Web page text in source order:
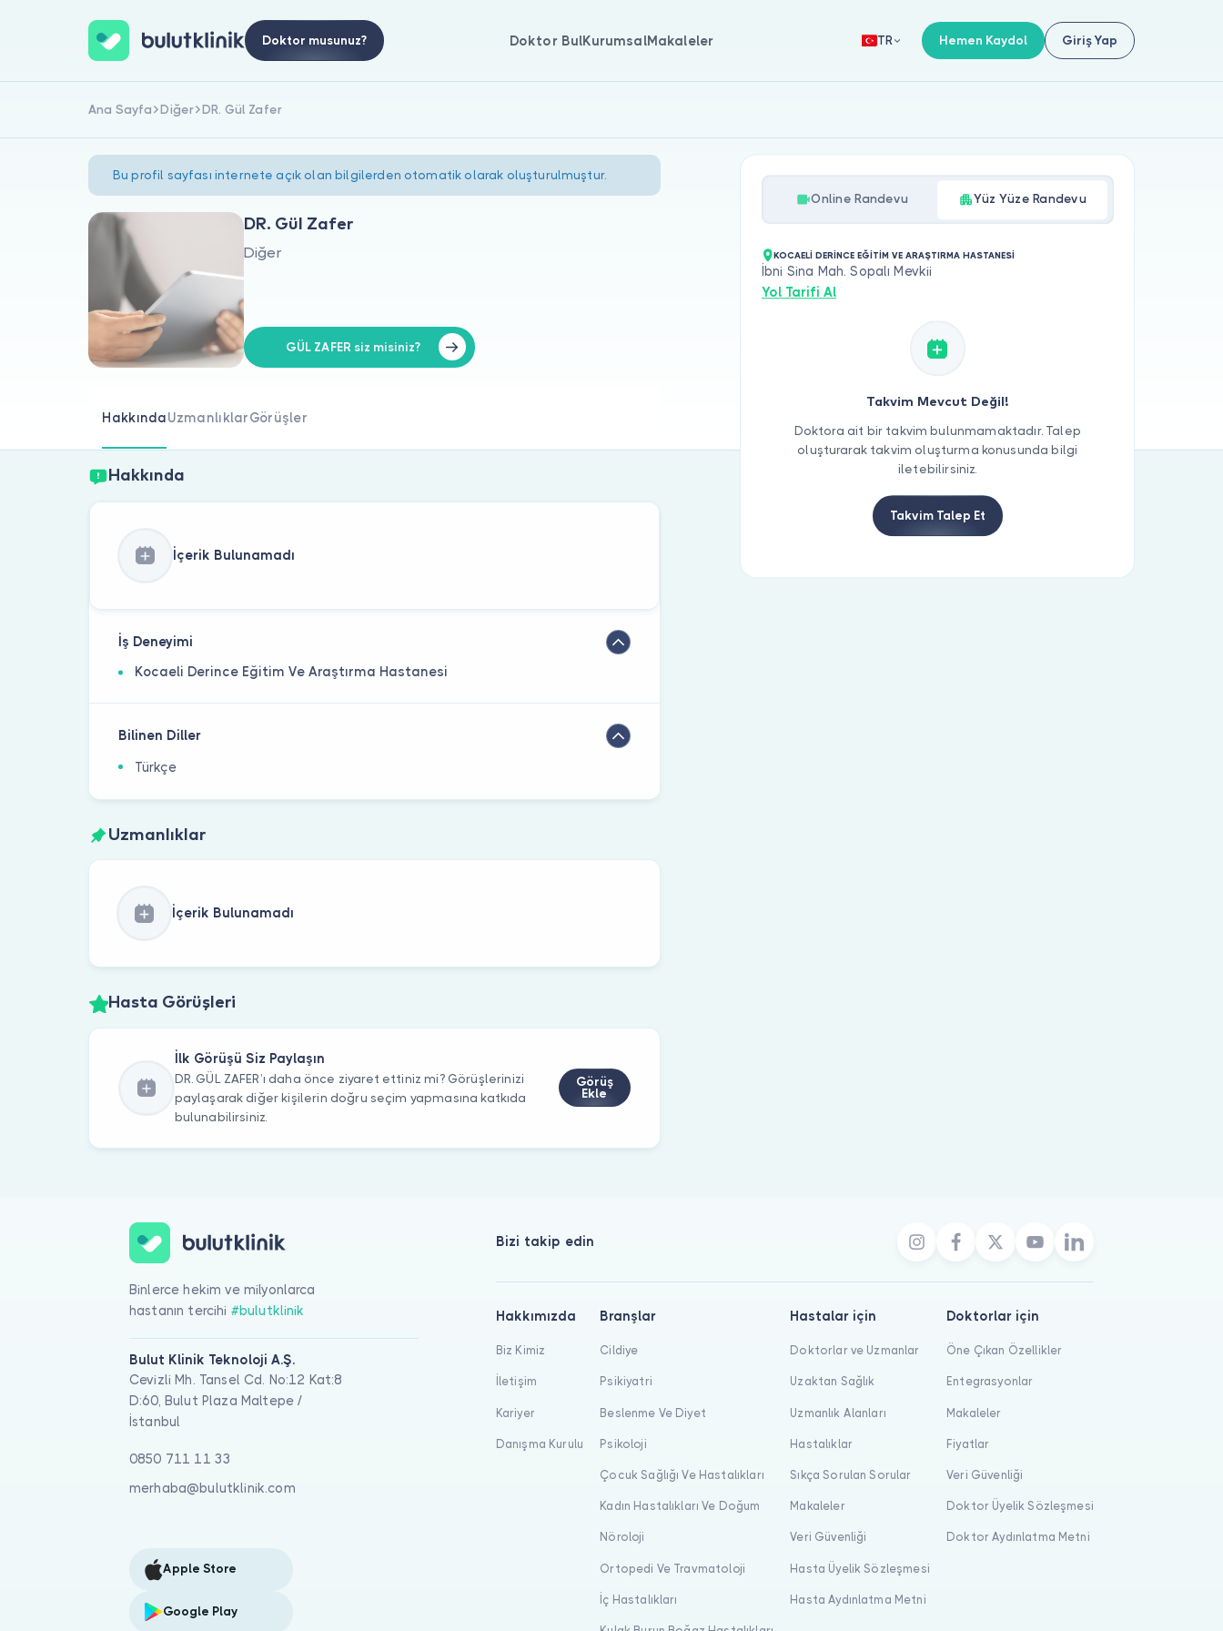
Doktor musunuz? Doktor BulKurumsalMakaleler TR Hemen Kaydol Giriş Yap
Ana Sayfa Diğer DR. Gül Zafer
Bu profil sayfası internete açık olan bilgilerden otomatik olarak oluşturulmuştur.
DR. Gül Zafer
Diğer
GÜL ZAFER siz misiniz?
HakkındaUzmanlıklarGörüşler
Hakkında
İçerik Bulunamadı
İş Deneyimi
Kocaeli Derince Eğitim Ve Araştırma Hastanesi
Bilinen Diller
Türkçe
Uzmanlıklar
İçerik Bulunamadı
Hasta Görüşleri
İlk Görüşü Siz Paylaşın
DR. GÜL ZAFER’ı daha önce ziyaret ettiniz mi? Görüşlerinizi
paylaşarak diğer kişilerin doğru seçim yapmasına katkıda
bulunabilirsiniz.
Görüş
Ekle
Online Randevu Yüz Yüze Randevu
KOCAELİ DERİNCE EĞİTİM VE ARAŞTIRMA HASTANESİ
İbni Sina Mah. Sopalı Mevkii
Yol Tarifi Al
Takvim Mevcut Değil!
Doktora ait bir takvim bulunmamaktadır. Talep
oluşturarak takvim oluşturma konusunda bilgi
iletebilirsiniz.
Takvim Talep Et
Binlerce hekim ve milyonlarca
hastanın tercihi #bulutklinik
Bulut Klinik Teknoloji A.Ş.
Cevizli Mh. Tansel Cd. No:12 Kat:8
D:60, Bulut Plaza Maltepe /
İstanbul
0850 711 11 33
merhaba@bulutklinik.com
Apple Store
Google Play
Bizi takip edin
Hakkımızda
Biz Kimiz
İletişim
Kariyer
Danışma Kurulu
Branşlar
Cildiye
Psikiyatri
Beslenme Ve Diyet
Psikoloji
Çocuk Sağlığı Ve Hastalıkları
Kadın Hastalıkları Ve Doğum
Nöroloji
Ortopedi Ve Travmatoloji
İç Hastalıkları
Hastalar için
Doktorlar ve Uzmanlar
Uzaktan Sağlık
Uzmanlık Alanları
Hastalıklar
Sıkça Sorulan Sorular
Makaleler
Veri Güvenliği
Hasta Üyelik Sözleşmesi
Hasta Aydınlatma Metni
Doktorlar için
Öne Çıkan Özellikler
Entegrasyonlar
Makaleler
Fiyatlar
Veri Güvenliği
Doktor Üyelik Sözleşmesi
Doktor Aydınlatma Metni